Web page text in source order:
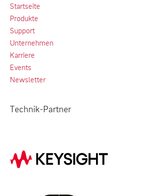
Startseite
Produkte
Support
Unternehmen
Karriere
Events
Newsletter
Technik-Partner